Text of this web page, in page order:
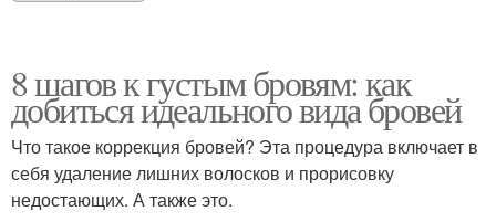
8 шагов к густым бровям: как
добиться идеального вида бровей
Что такое коррекция бровей? Эта процедура включает в
себя удаление лишних волосков и прорисовку
недостающих. А также это.